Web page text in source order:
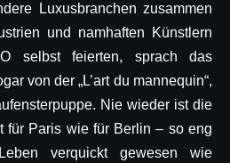
Luxusbranchen zusammen
und namhaften Künstlern
selbst feierten, sprach das
von der „L’art du mannequin“,
Nie wieder ist die
für Paris wie für Berlin – so eng
verquickt gewesen wie